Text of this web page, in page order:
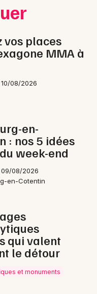
Normandie
vos places
MMA à
08/2026
en-
: nos 5 idées
week-end
08/2026
en-Cotentin
qui valent
le détour
et monuments